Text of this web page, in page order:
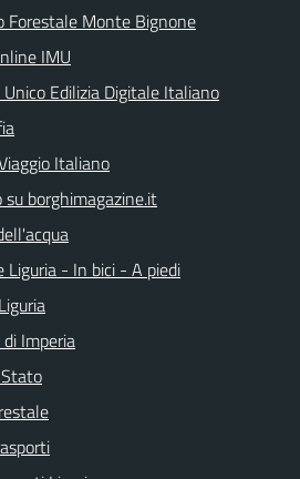
Forestale Monte Bignone
IMU
Edilizia Digitale Italiano
Italiano
su borghimagazine.it
Liguria - In bici - A piedi
Imperia